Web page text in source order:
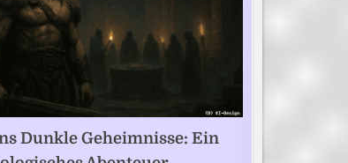
Dunkle Geheimnisse: Ein